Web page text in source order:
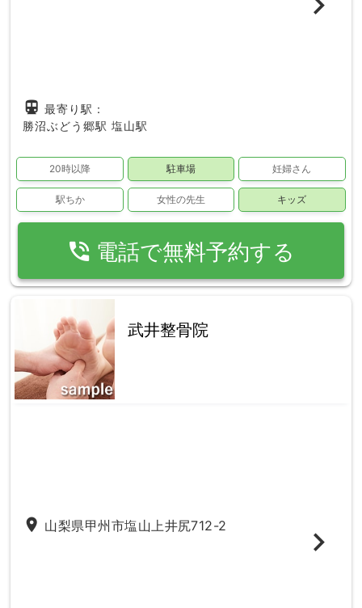
directions_subway 最寄り駅：
勝沼ぶどう郷駅 塩山駅
20時以降 駐車場 妊婦さん
駅ちか 女性の先生 キッズ
phone_in_talk 電話で無料予約する
武井整骨院
place 山梨県甲州市塩山上井尻712-2